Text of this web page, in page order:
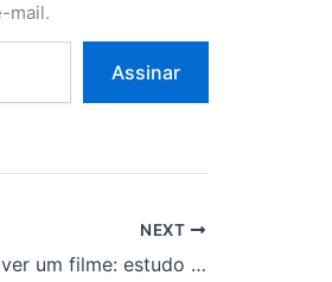
mail.
Assinar
NEXT
Cérebro ao ver um filme: estudo mapeia reações neurais